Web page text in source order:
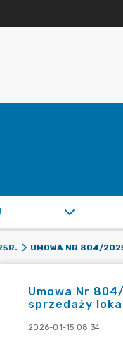
Umowa Nr
sprzedaży
2026-01-15 08:34